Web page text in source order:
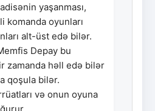
yaşanması,
komanda oyunları
alt-üst edə bilər.
Depay bu
zamanda həll edə bilər
qoşula bilər.
və onun oyuna